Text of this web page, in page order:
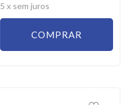
5x sem juros
COMPRAR